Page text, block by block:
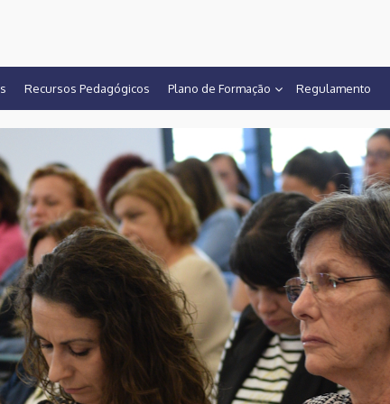
Recursos Pedagógicos Plano de Formação Regulamento